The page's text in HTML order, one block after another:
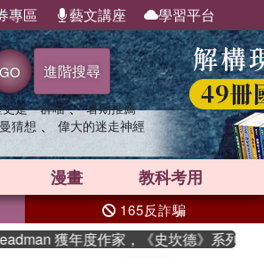
專區 藝文講座 學習平台
GO 進階搜尋
是一群喵 、 暑期推薦
猜想 、 偉大的迷走神經
漫畫 教科考用
165反詐騙
度作家，《史坎德》系列帶你踏上熱血